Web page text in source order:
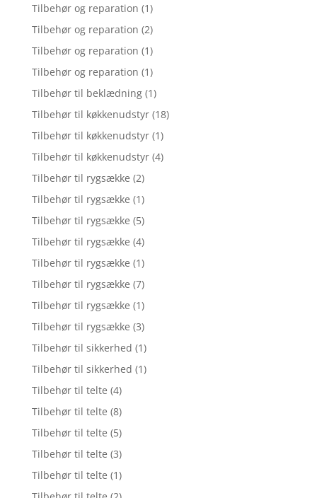
Tilbehør og reparation (1)
Tilbehør og reparation (2)
Tilbehør og reparation (1)
Tilbehør og reparation (1)
Tilbehør til beklædning (1)
Tilbehør til køkkenudstyr (18)
Tilbehør til køkkenudstyr (1)
Tilbehør til køkkenudstyr (4)
Tilbehør til rygsække (2)
Tilbehør til rygsække (1)
Tilbehør til rygsække (5)
Tilbehør til rygsække (4)
Tilbehør til rygsække (1)
Tilbehør til rygsække (7)
Tilbehør til rygsække (1)
Tilbehør til rygsække (3)
Tilbehør til sikkerhed (1)
Tilbehør til sikkerhed (1)
Tilbehør til telte (4)
Tilbehør til telte (8)
Tilbehør til telte (5)
Tilbehør til telte (3)
Tilbehør til telte (1)